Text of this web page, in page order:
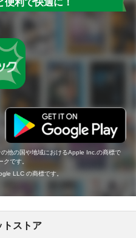
便利で快適に！
他の国や地域におけるApple Inc.の商標で
です。
LLC の商標です。
トストア